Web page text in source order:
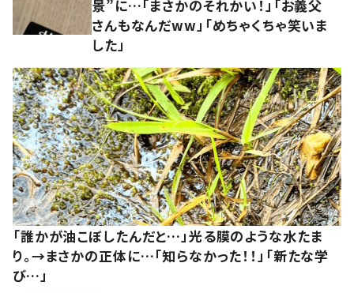
景”に…「まさかのそれかい！」「お義父
さんもなんだww」「めちゃくちゃ笑いま
した」
「誰かが油こぼしたんだと…」光る膜のような水たま
り。→まさかの正体に…「知らなかった！！」「新たな学
び…」